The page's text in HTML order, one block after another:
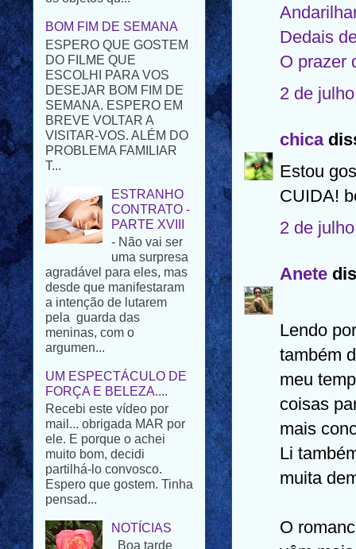
Dedais
O prazer
2 de
chica
Estou
CUIDA!
2 de
Anete
Lendo
também
meu
coisas
mais
Li
muita
O
ESPERO QUE GOSTEM
DO FILME QUE
ESCOLHI PARA VOS
DESEJAR BOM FIM DE
SEMANA. ESPERO EM
BREVE VOLTAR A
VISITAR-VOS. ALÉM DO
PROBLEMA FAMILIAR
T...
ESTRANHO
PARTE XVIII
- Não vai ser
uma surpresa
agradável para eles, mas
desde que manifestaram
a intenção de lutarem
pela guarda das
meninas, com o
argumen...
UM ESPECTÁCULO DE
FORÇA E BELEZA....
Recebi este vídeo por
mail... obrigada MAR por
ele. E porque o achei
muito bom, decidi
partilhá-lo convosco.
Espero que gostem. Tinha
pensad...
NOTÍCIAS
amigos. Na
passada